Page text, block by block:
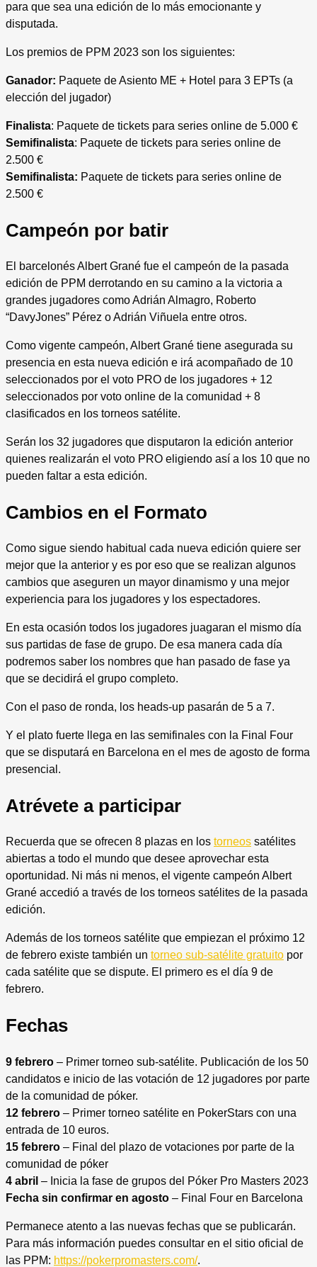
para que sea una edición de lo más emocionante y
disputada.
Los premios de PPM 2023 son los siguientes:
Ganador: Paquete de Asiento ME + Hotel para 3 EPTs (a
elección del jugador)
Finalista: Paquete de tickets para series online de 5.000 €
Semifinalista: Paquete de tickets para series online de
2.500 €
Semifinalista: Paquete de tickets para series online de
2.500 €
Campeón por batir
El barcelonés Albert Grané fue el campeón de la pasada
edición de PPM derrotando en su camino a la victoria a
grandes jugadores como Adrián Almagro, Roberto
“DavyJones” Pérez o Adrián Viñuela entre otros.
Como vigente campeón, Albert Grané tiene asegurada su
presencia en esta nueva edición e irá acompañado de 10
seleccionados por el voto PRO de los jugadores + 12
seleccionados por voto online de la comunidad + 8
clasificados en los torneos satélite.
Serán los 32 jugadores que disputaron la edición anterior
quienes realizarán el voto PRO eligiendo así a los 10 que no
pueden faltar a esta edición.
Cambios en el Formato
Como sigue siendo habitual cada nueva edición quiere ser
mejor que la anterior y es por eso que se realizan algunos
cambios que aseguren un mayor dinamismo y una mejor
experiencia para los jugadores y los espectadores.
En esta ocasión todos los jugadores juagaran el mismo día
sus partidas de fase de grupo. De esa manera cada día
podremos saber los nombres que han pasado de fase ya
que se decidirá el grupo completo.
Con el paso de ronda, los heads-up pasarán de 5 a 7.
Y el plato fuerte llega en las semifinales con la Final Four
que se disputará en Barcelona en el mes de agosto de forma
presencial.
Atrévete a participar
Recuerda que se ofrecen 8 plazas en los torneos satélites
abiertas a todo el mundo que desee aprovechar esta
oportunidad. Ni más ni menos, el vigente campeón Albert
Grané accedió a través de los torneos satélites de la pasada
edición.
Además de los torneos satélite que empiezan el próximo 12
de febrero existe también un torneo sub-satélite gratuito por
cada satélite que se dispute. El primero es el día 9 de
febrero.
Fechas
9 febrero – Primer torneo sub-satélite. Publicación de los 50
candidatos e inicio de las votación de 12 jugadores por parte
de la comunidad de póker.
12 febrero – Primer torneo satélite en PokerStars con una
entrada de 10 euros.
15 febrero – Final del plazo de votaciones por parte de la
comunidad de póker
4 abril – Inicia la fase de grupos del Póker Pro Masters 2023
Fecha sin confirmar en agosto – Final Four en Barcelona
Permanece atento a las nuevas fechas que se publicarán.
Para más información puedes consultar en el sitio oficial de
las PPM: https://pokerpromasters.com/.